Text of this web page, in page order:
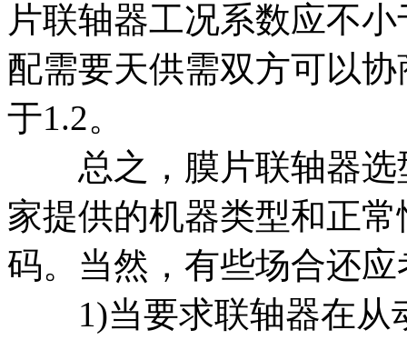
片联轴器工况系数应不
配需要天供需双方可以
于1.2。
总之，膜片联轴器选
家提供的机器类型和正
码。当然，有些场合还
1)当要求联轴器在从